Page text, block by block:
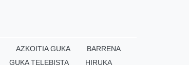
AZKOITIA GUKA
BARRENA
GUKA TELEBISTA HIRUKA